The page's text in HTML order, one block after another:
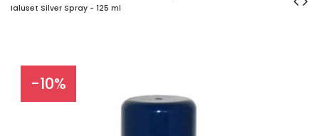
Ialuset Silver Spray - 125 ml
-10%